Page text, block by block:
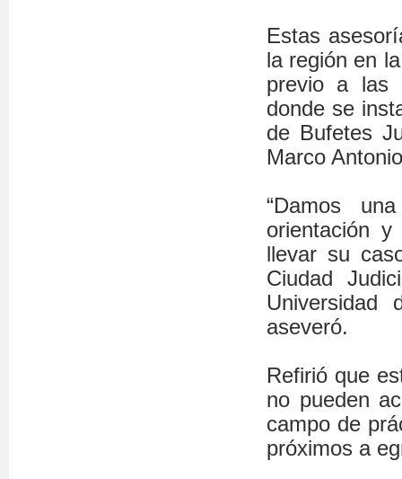
Estas
la región en
previo a las
donde se
de Bufetes
Marco
“Damos
orientación
llevar su
Ciudad
Universidad
aseveró.
Refirió que
no pueden
campo de
próximos a